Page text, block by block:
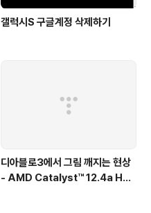
갤럭시S 구글계정 삭제하기
디아블로3에서 그림 깨지는 현상
- AMD Catalyst™ 12.4a Hot